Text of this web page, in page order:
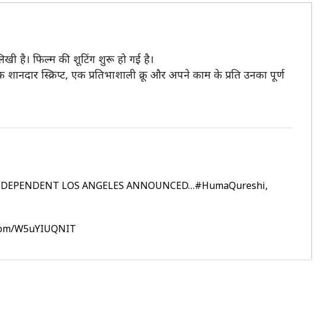
है। फिल्म की शूटिंग शुरू हो गई है।
स्क्रिप्ट, एक प्रतिभाशाली क्रू और अपने काम के प्रति उनका पूर्ण
LOS ANGELES ANNOUNCED…#HumaQureshi,
W5uYIUQNIT